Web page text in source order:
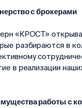
с брокерами
«КРОСТ»
разбираются в
в реализации
работы с